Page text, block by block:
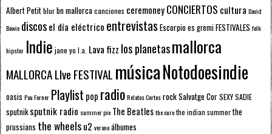
Albert Petitblurbn mallorcacanciones ceremoneyCONCIERTOS cultura David
Bowie discosel día eléctrico entrevistas Escorpioes gremiFESTIVALES folk
hipster Indie jane yo l.a. Lava fizz los planetasmallorca
MALLORCA LIve FESTIVAL músicaNotodoesindie
oasis Pau Forner Playlist pop radioRelatos CortosrockSalvatge CorSEXY SADIE
sputnik sputnik radio summer pie The Beatlesthe curethe indian summerthe
prussians the wheelsu2 veranoálbumes